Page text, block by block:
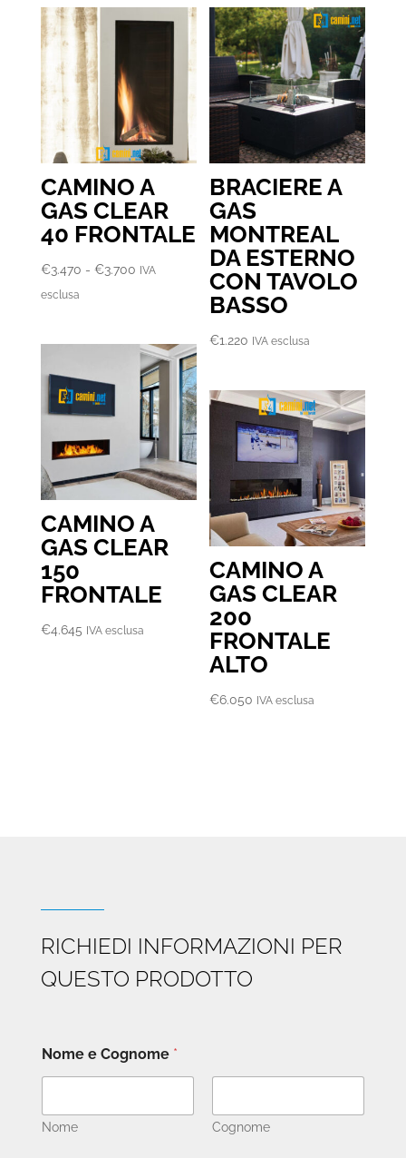
€7.820
€10.860
CAMINO A
GAS CLEAR
40 FRONTALE
€3.470 - €3.700Fascia
€3.470
a
€3.700
IVA
esclusa
BRACIERE A
GAS
MONTREAL
DA ESTERNO
CON TAVOLO
BASSO
€1.220 IVA esclusa
CAMINO A
GAS CLEAR
150
FRONTALE
€4.645 IVA esclusa
CAMINO A
GAS CLEAR
200
FRONTALE
ALTO
€6.050 IVA esclusa
RICHIEDI INFORMAZIONI PER
QUESTO PRODOTTO
Nome e Cognome *
Nome Cognome